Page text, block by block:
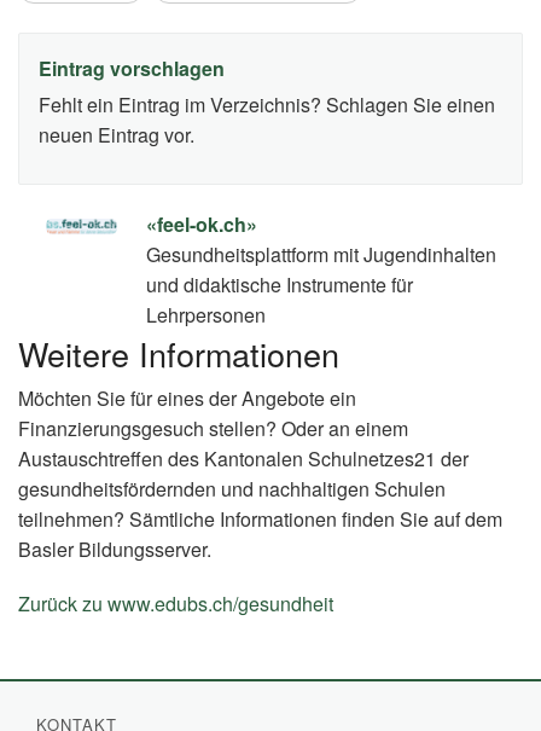
«feel-ok.ch»
Gesundheitsplattform mit Jugendinhalten
und didaktische Instrumente für
Lehrpersonen
Weitere Informationen
Möchten Sie für eines der Angebote ein
Finanzierungsgesuch stellen? Oder an einem
Austauschtreffen des Kantonalen Schulnetzes21 der
gesundheitsfördernden und nachhaltigen Schulen
teilnehmen? Sämtliche Informationen finden Sie auf dem
Basler Bildungsserver.
Zurück zu www.edubs.ch/gesundheit
Eintrag vorschlagen
Fehlt ein Eintrag im Verzeichnis? Schlagen Sie einen
neuen Eintrag vor.
KONTAKT